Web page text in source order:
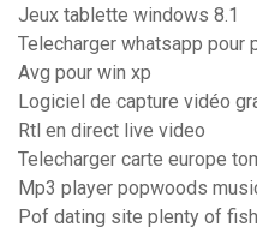
Jeux tablette windows 8.1
Telecharger whatsapp pour
Avg pour win xp
Logiciel de capture vidéo
Rtl en direct live video
Telecharger carte europe
Mp3 player popwoods
Pof dating site plenty of